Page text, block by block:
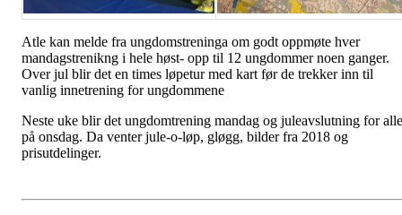
Atle kan melde fra ungdomstreninga om godt oppmøte hver
mandagstrenikng i hele høst- opp til 12 ungdommer noen ganger.
Over jul blir det en times løpetur med kart før de trekker inn til
vanlig innetrening for ungdommene
Neste uke blir det ungdomtrening mandag og juleavslutning for alle
på onsdag. Da venter jule-o-løp, gløgg, bilder fra 2018 og
prisutdelinger.